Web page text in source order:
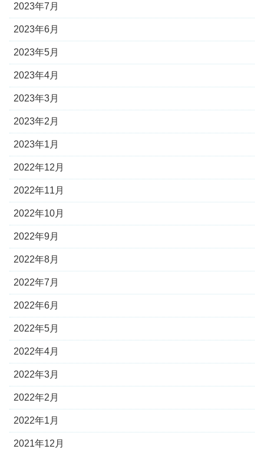
2023年7月
2023年6月
2023年5月
2023年4月
2023年3月
2023年2月
2023年1月
2022年12月
2022年11月
2022年10月
2022年9月
2022年8月
2022年7月
2022年6月
2022年5月
2022年4月
2022年3月
2022年2月
2022年1月
2021年12月